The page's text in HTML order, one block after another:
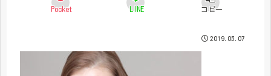
Pocket LINE コピー
2019.05.07